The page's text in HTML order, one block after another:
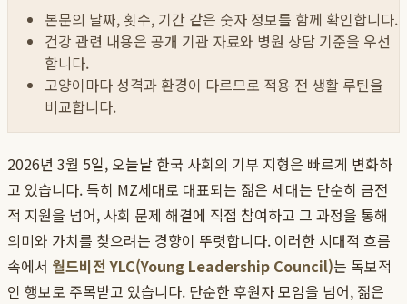
본문의 날짜, 횟수, 기간 같은 숫자 정보를 함께 확인합니다.
건강 관련 내용은 공개 기관 자료와 병원 상담 기준을 우선
합니다.
고양이마다 성격과 환경이 다르므로 적용 전 생활 루틴을
비교합니다.
2026년 3월 5일, 오늘날 한국 사회의 기부 지형은 빠르게 변화하
고 있습니다. 특히 MZ세대로 대표되는 젊은 세대는 단순히 금전
적 지원을 넘어, 사회 문제 해결에 직접 참여하고 그 과정을 통해
의미와 가치를 찾으려는 경향이 뚜렷합니다. 이러한 시대적 흐름
속에서 월드비전 YLC(Young Leadership Council)는 독보적
인 행보로 주목받고 있습니다. 단순한 후원자 모임을 넘어, 젊은